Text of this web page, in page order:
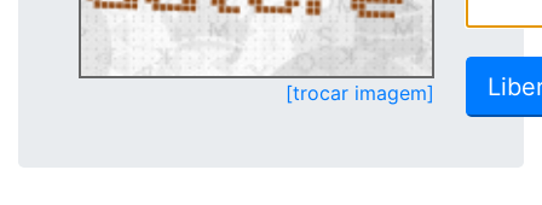
[trocar imagem]